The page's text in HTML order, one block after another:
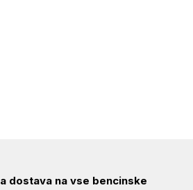
dostava na vse bencinske